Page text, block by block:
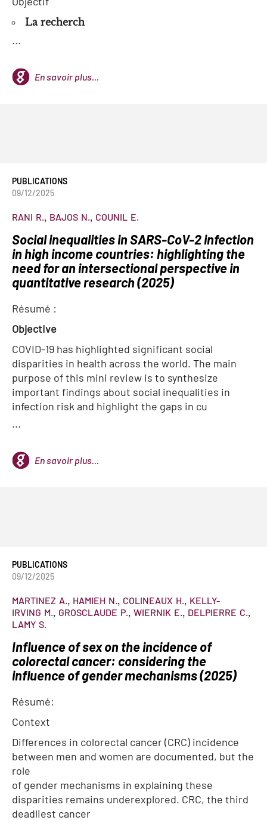
La recherch
...
En savoir plus...
PUBLICATIONS
09/12/2025
RANI R. BAJOS N. COUNIL E.
Social inequalities in SARS-CoV-2 infection
in high income countries: highlighting the
need for an intersectional perspective in
quantitative research (2025)
Résumé :
Objective
COVID-19 has highlighted significant social
disparities in health across the world. The main
purpose of this mini review is to synthesize
important findings about social inequalities in
infection risk and highlight the gaps in cu
...
En savoir plus...
PUBLICATIONS
09/12/2025
MARTINEZ A. HAMIEH N. COLINEAUX H. KELLY-
IRVING M. GROSCLAUDE P. WIERNIK E. DELPIERRE C.
LAMY S.
Influence of sex on the incidence of
colorectal cancer: considering the
influence of gender mechanisms (2025)
Résumé:
Context
Differences in colorectal cancer (CRC) incidence
between men and women are documented, but the
role
of gender mechanisms in explaining these
disparities remains underexplored. CRC, the third
deadliest cancer